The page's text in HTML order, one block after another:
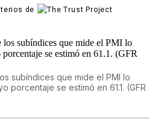
de
subíndices que mide el PMI lo
porcentaje se estimó en 61.1. (GFR